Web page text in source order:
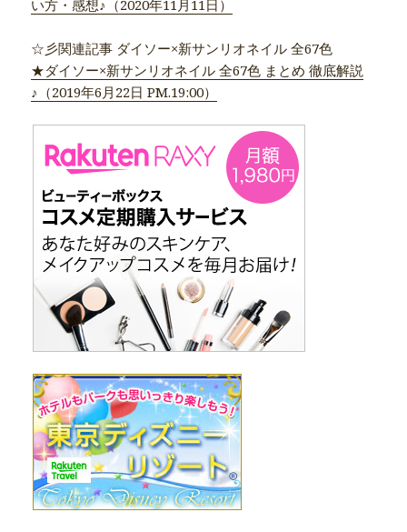
い方・感想♪（2020年11月11日）
☆彡関連記事 ダイソー×新サンリオネイル 全67色
★ダイソー×新サンリオネイル 全67色 まとめ 徹底解説
♪（2019年6月22日 PM.19:00）